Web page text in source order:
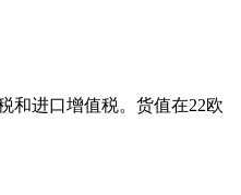
和进口增值税。货值在22欧